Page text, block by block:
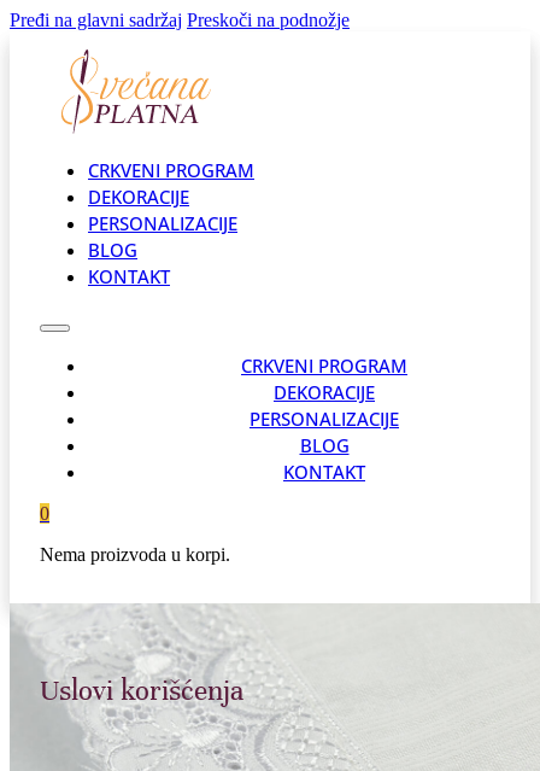
Pređi na glavni sadržaj Preskoči na podnožje
CRKVENI PROGRAM
DEKORACIJE
PERSONALIZACIJE
BLOG
KONTAKT
CRKVENI PROGRAM
DEKORACIJE
PERSONALIZACIJE
BLOG
KONTAKT
0
Nema proizvoda u korpi.
Uslovi korišćenja